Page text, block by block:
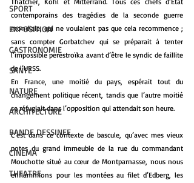
SPORT
EXPOSITION
GASTRONOMIE
SANTE
NATURE
ARCHITECTURE
BANDE DESSINEE
CINEMA
THEATRE
contemporains des tragédies de la seconde guerre
mondiale, qui ne voulaient pas que cela recommence ;
sans compter Gorbatchev qui se préparait à tenter
l’impossible perestroïka avant d’être le syndic de faillite
de l’URSS.
En France, une moitié du pays, espérait tout du
changement politique récent, tandis que l’autre moitié
se réfugiait dans l’opposition qui attendait son heure.
C’est dans ce contexte de bascule, qu’avec mes vieux
potes du grand immeuble de la rue du commandant
Mouchotte situé au cœur de Montparnasse, nous nous
enflammions pour les montées au filet d’Edberg, les